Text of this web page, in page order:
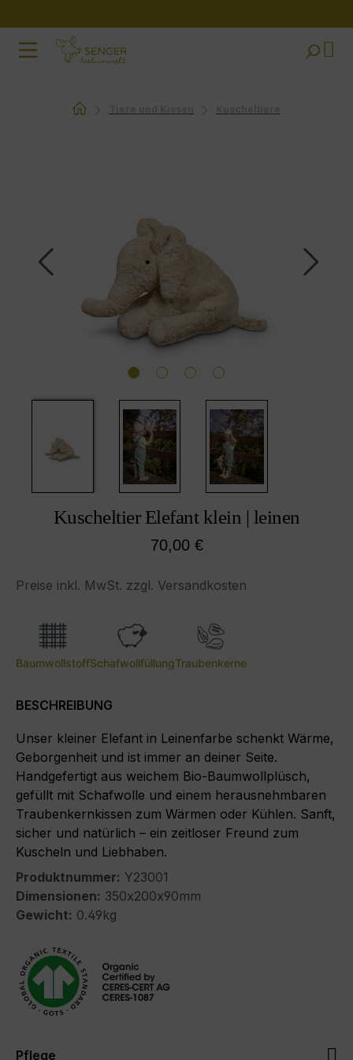
Kuscheltier Elefant klein | leinen
70,00 €
Preise inkl. MwSt. zzgl. Versandkosten
BaumwollstoffSchafwollfüllungTraubenkerne
BESCHREIBUNG
Unser kleiner Elefant in Leinenfarbe schenkt Wärme,
Geborgenheit und ist immer an deiner Seite.
Handgefertigt aus weichem Bio-Baumwollplüsch,
gefüllt mit Schafwolle und einem herausnehmbaren
Traubenkernkissen zum Wärmen oder Kühlen. Sanft,
sicher und natürlich – ein zeitloser Freund zum
Kuscheln und Liebhaben.
Produktnummer: Y23001
Dimensionen: 350x200x90mm
Gewicht: 0.49kg
Pflege